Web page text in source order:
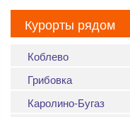
Курорты рядом
Коблево
Грибовка
Каролино-Бугаз